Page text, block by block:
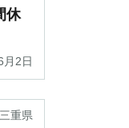
休
月2日
三重県